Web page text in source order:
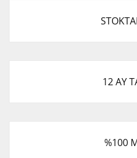
Ürün fiyatı diğer
12 AY
%100